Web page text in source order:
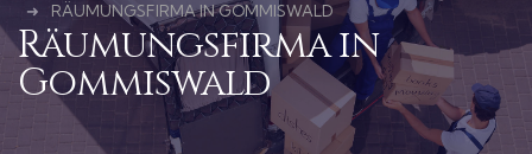
RÄUMUNGSFIRMA IN GOMMISWALD
Räumungsfirma in
Gommiswald